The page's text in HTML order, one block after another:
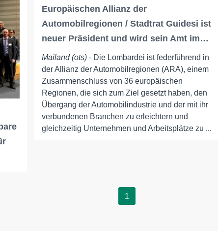
Europäischen Allianz der
Automobilregionen / Stadtrat Guidesi ist
neuer Präsident und wird sein Amt im…
Mailand (ots)- Die Lombardei ist federführend in
der Allianz der Automobilregionen (ARA), einem
Zusammenschluss von 36 europäischen
Regionen, die sich zum Ziel gesetzt haben, den
Übergang der Automobilindustrie und der mit ihr
verbundenen Branchen zu erleichtern und
gleichzeitig Unternehmen und Arbeitsplätze zu ...
1